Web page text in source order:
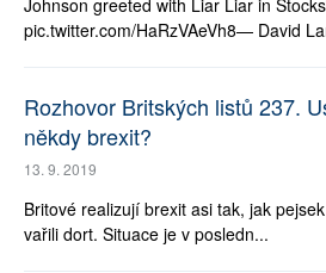
Johnson greeted with Liar Liar in
pic.twitter.com/HaRzVAeVh8— David
Rozhovor Britských listů 237.
někdy brexit?
13. 9. 2019
Britové realizují brexit asi tak, jak
vařili dort. Situace je v posledn...